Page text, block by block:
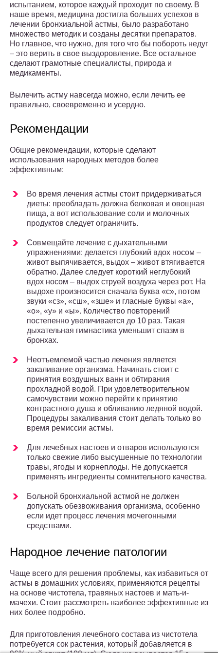
испытанием, которое каждый проходит по своему. В
наше время, медицина достигла больших успехов в
лечении бронхиальной астмы, было разработано
множество методик и созданы десятки препаратов.
Но главное, что нужно, для того что бы побороть недуг
– это верить в свое выздоровление. Все остальное
сделают грамотные специалисты, природа и
медикаменты.
Вылечить астму навсегда можно, если лечить ее
правильно, своевременно и усердно.
Рекомендации
Общие рекомендации, которые сделают
использования народных методов более
эффективным:
Во время лечения астмы стоит придерживаться
диеты: преобладать должна белковая и овощная
пища, а вот использование соли и молочных
продуктов следует ограничить.
Совмещайте лечение с дыхательными
упражнениями: делается глубокий вдох носом –
живот выпячивается, выдох – живот втягивается
обратно. Далее следует короткий неглубокий
вдох носом – выдох струей воздуха через рот. На
выдохе произносится сначала буква «с», потом
звуки «сз», «сш», «зше» и гласные буквы «а»,
«о», «у» и «ы». Количество повторений
постепенно увеличивается до 10 раз. Такая
дыхательная гимнастика уменьшит спазм в
бронхах.
Неотъемлемой частью лечения является
закаливание организма. Начинать стоит с
принятия воздушных ванн и обтирания
прохладной водой. При удовлетворительном
самочувствии можно перейти к принятию
контрастного душа и обливанию ледяной водой.
Процедуры закаливания стоит делать только во
время ремиссии астмы.
Для лечебных настоев и отваров используются
только свежие либо высушенные по технологии
травы, ягоды и корнеплоды. Не допускается
применять ингредиенты сомнительного качества.
Больной бронхиальной астмой не должен
допускать обезвоживания организма, особенно
если идет процесс лечения мочегонными
средствами.
Народное лечение патологии
Чаще всего для решения проблемы, как избавиться от
астмы в домашних условиях, применяются рецепты
на основе чистотела, травяных настоев и мать-и-
мачехи. Стоит рассмотреть наиболее эффективные из
них более подробно.
Для приготовления лечебного состава из чистотела
потребуется сок растения, который добавляется в